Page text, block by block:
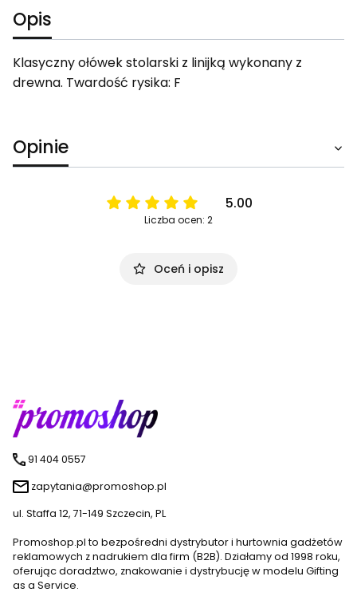
Opis
Klasyczny ołówek stolarski z linijką wykonany z
drewna. Twardość rysika: F
Opinie
5.00
Liczba ocen: 2
Oceń i opisz
91 404 0557
zapytania@promoshop.pl
ul. Staffa 12, 71-149 Szczecin, PL
Promoshop.pl to bezpośredni dystrybutor i hurtownia gadżetów
reklamowych z nadrukiem dla firm (B2B). Działamy od 1998 roku,
oferując doradztwo, znakowanie i dystrybucję w modelu Gifting
as a Service.